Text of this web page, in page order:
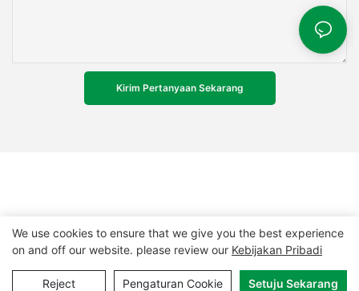
Kirim Pertanyaan Sekarang
Hak Cipta © 2024 MCL-www.mclpanel.com|Peta Situs|
We use cookies to ensure that we give you the best experience
on and off our website. please review our Kebijakan Pribadi
Reject Pengaturan Cookie Setuju Sekarang